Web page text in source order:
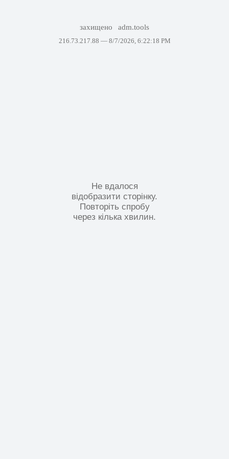
захищено adm.tools
216.73.217.88 — 8/7/2026, 6:22:18 PM
Не вдалося
відобразити сторінку.
Повторіть спробу
через кілька хвилин.